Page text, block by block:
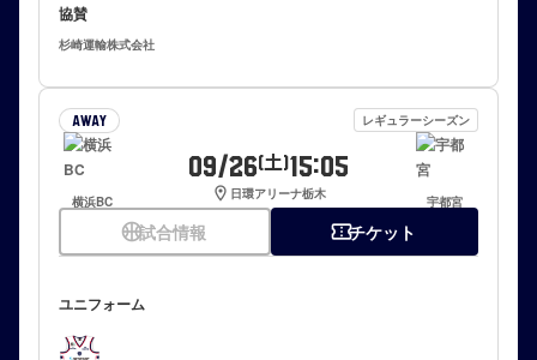
協賛
杉崎運輸株式会社
AWAY レギュラーシーズン
横浜BC
09/26 (土) 15:05
location_on 日環アリーナ栃木 宇都宮
sports_basketball試合情報 confirmation_numberチケット
ユニフォーム